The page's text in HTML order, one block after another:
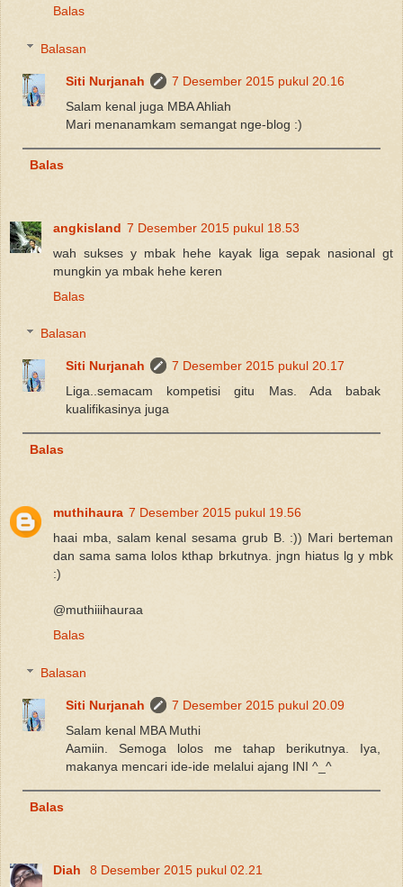
Balas
Balasan
Siti Nurjanah
7 Desember 2015 pukul 20.16
Salam kenal juga MBA Ahliah
Mari menanamkam semangat nge-blog :)
Balas
angkisland 7 Desember 2015 pukul 18.53
wah sukses y mbak hehe kayak liga sepak nasional gt
mungkin ya mbak hehe keren
Balas
Balasan
Siti Nurjanah
7 Desember 2015 pukul 20.17
Liga..semacam kompetisi gitu Mas. Ada babak
kualifikasinya juga
Balas
muthihaura 7 Desember 2015 pukul 19.56
haai mba, salam kenal sesama grub B. :)) Mari berteman
dan sama sama lolos kthap brkutnya. jngn hiatus lg y mbk
:)
@muthiiihauraa
Balas
Balasan
Siti Nurjanah
7 Desember 2015 pukul 20.09
Salam kenal MBA Muthi
Aamiin. Semoga lolos me tahap berikutnya. Iya,
makanya mencari ide-ide melalui ajang INI ^_^
Balas
Diah
8 Desember 2015 pukul 02.21